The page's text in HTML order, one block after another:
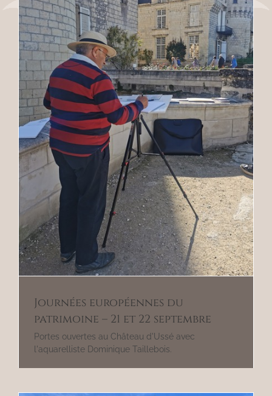
Journées européennes du
patrimoine – 21 et 22 septembre
Portes ouvertes au Château d'Ussé avec
l'aquarelliste Dominique Taillebois.